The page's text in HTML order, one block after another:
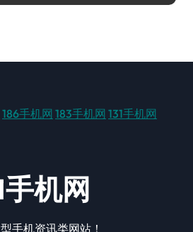
186手机网 183手机网 131手机网
手机网
手机资讯类网站！